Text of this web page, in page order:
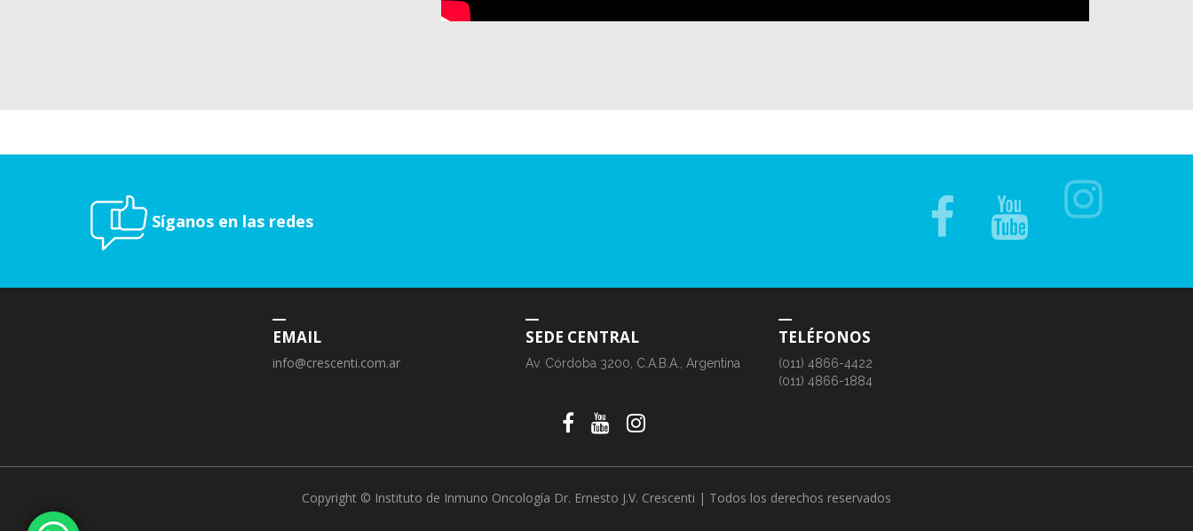
Síganos en las redes
EMAIL
info@crescenti.com.ar
SEDE CENTRAL
Av. Córdoba 3200, C.A.B.A., Argentina
TELÉFONOS
(011) 4866-4422
(011) 4866-1884
Copyright © Instituto de Inmuno Oncología Dr. Ernesto J.V. Crescenti | Todos los derechos reservados